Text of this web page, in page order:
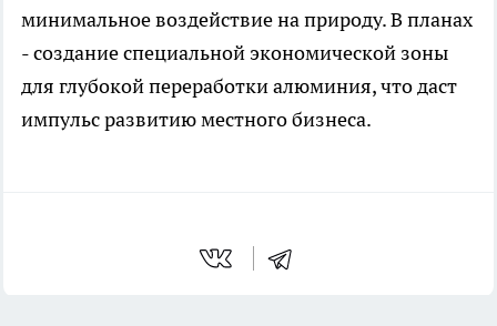
минимальное воздействие на природу. В планах
- создание специальной экономической зоны
для глубокой переработки алюминия, что даст
импульс развитию местного бизнеса.